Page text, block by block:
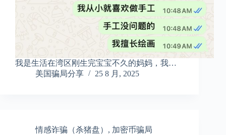
我是生活在湾区刚生完宝宝不久的妈妈，我…
美国骗局分享
25 8 月, 2025
情感诈骗（杀猪盘） , 加密币骗局